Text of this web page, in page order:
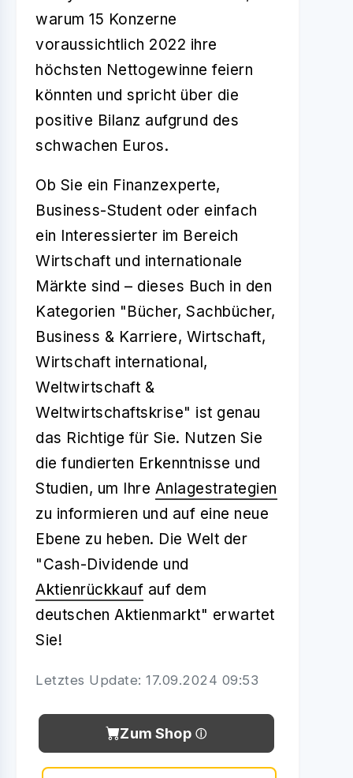
warum 15 Konzerne
voraussichtlich 2022 ihre
höchsten Nettogewinne feiern
könnten und spricht über die
positive Bilanz aufgrund des
schwachen Euros.
Ob Sie ein Finanzexperte,
Business-Student oder einfach
ein Interessierter im Bereich
Wirtschaft und internationale
Märkte sind – dieses Buch in den
Kategorien "Bücher, Sachbücher,
Business & Karriere, Wirtschaft,
Wirtschaft international,
Weltwirtschaft &
Weltwirtschaftskrise" ist genau
das Richtige für Sie. Nutzen Sie
die fundierten Erkenntnisse und
Studien, um Ihre Anlagestrategien
zu informieren und auf eine neue
Ebene zu heben. Die Welt der
"Cash-Dividende und
Aktienrückkauf auf dem
deutschen Aktienmarkt" erwartet
Sie!
Letztes Update: 17.09.2024 09:53
Zum Shop